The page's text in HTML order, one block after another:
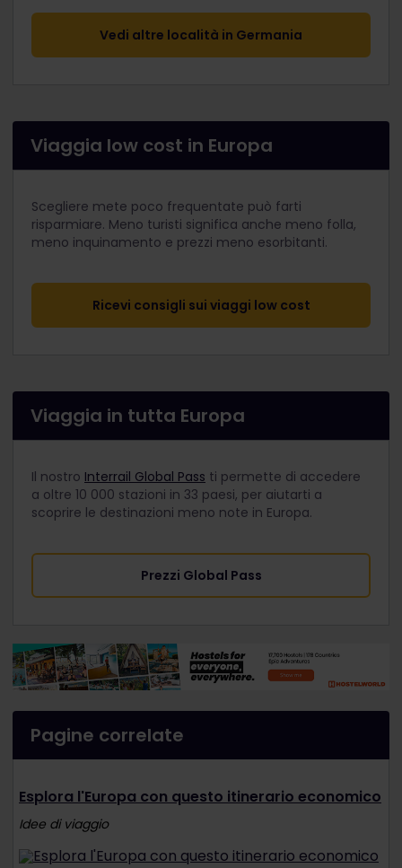
Vedi altre località in Germania
Viaggia low cost in Europa
Scegliere mete poco frequentate può farti
risparmiare. Meno turisti significa anche meno folla,
meno inquinamento e prezzi meno esorbitanti.
Ricevi consigli sui viaggi low cost
Viaggia in tutta Europa
Il nostro Interrail Global Pass ti permette di accedere
a oltre 10 000 stazioni in 33 paesi, per aiutarti a
scoprire le destinazioni meno note in Europa.
Prezzi Global Pass
Pagine correlate
Esplora l'Europa con questo itinerario economico
Idee di viaggio